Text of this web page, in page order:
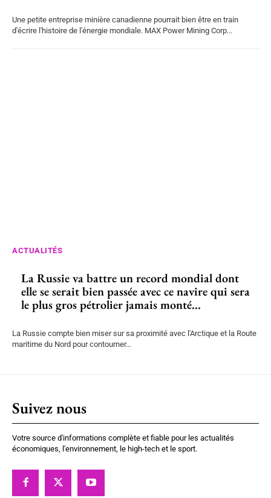
Une petite entreprise minière canadienne pourrait bien être en train
d'écrire l'histoire de l'énergie mondiale. MAX Power Mining Corp...
ACTUALITÉS
La Russie va battre un record mondial dont
elle se serait bien passée avec ce navire qui sera
le plus gros pétrolier jamais monté...
La Russie compte bien miser sur sa proximité avec l'Arctique et la Route
maritime du Nord pour contourner...
Suivez nous
Votre source d'informations complète et fiable pour les actualités
économiques, l'environnement, le high-tech et le sport.